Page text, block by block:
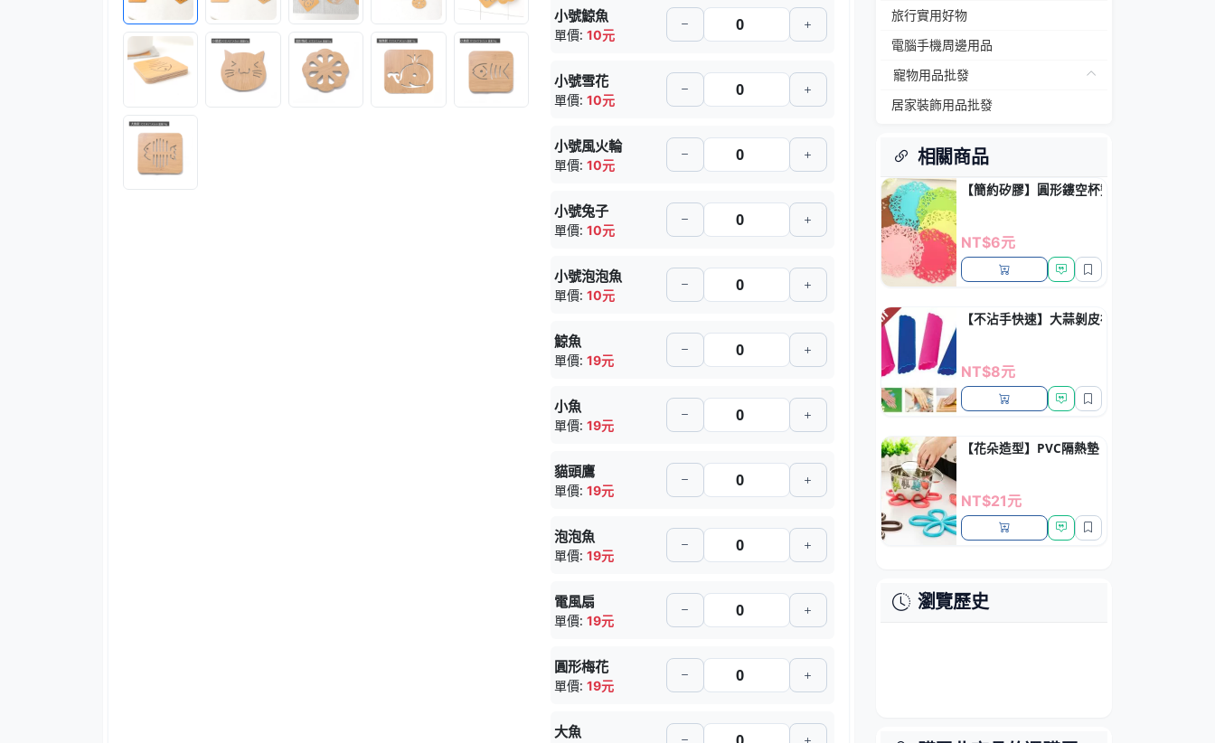
小號鯨魚
單價:10元
小號雪花
單價:10元
小號風火輪
單價:10元
小號兔子
單價:10元
小號泡泡魚
單價:10元
鯨魚
單價:19元
小魚
單價:19元
貓頭鷹
單價:19元
泡泡魚
單價:19元
電風扇
單價:19元
圓形梅花
單價:19元
大魚
旅行實用好物
電腦手機周邊用品
寵物用品批發
居家裝飾用品批發
相關商品
【簡約矽膠】圓形鏤空杯墊 - 隔熱防滑餐墊
NT$6元
【不沾手快速】大蒜剝皮神器 - 廚房料理必
NT$8元
【花朵造型】PVC隔熱墊 - 防滑鍋墊廚房餐墊
NT$21元
瀏覽歷史